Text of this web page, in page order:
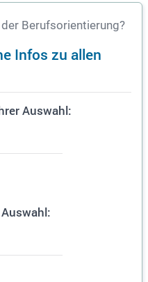
Berufsorientierung?
Infos zu allen
Auswahl: